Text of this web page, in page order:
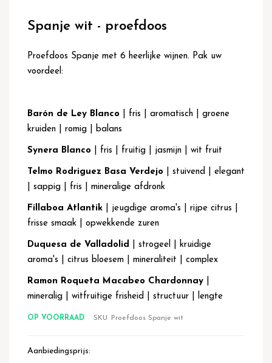
het
van
Spanje wit - proefdoos
Proefdoos Spanje met 6 heerlijke wijnen. Pak uw
voordeel:
Barón de Ley Blanco
| fris | aromatisch | groene
kruiden | romig | balans
Synera Blanco | fris | fruitig | jasmijn | wit fruit
Telmo Rodriguez Basa Verdejo | stuivend | elegant
| sappig | fris | mineralige afdronk
Fillaboa Atlantik
| jeugdige aroma's | rijpe citrus |
frisse smaak | opwekkende zuren
Duquesa de Valladolid | strogeel | kruidige
aroma's | citrus bloesem | mineraliteit | complex
Ramon Roqueta Macabeo Chardonnay
mineralig | witfruitige frisheid | structuur | lengte
OP VOORRAAD SKU Proefdoos Spanje wit
Aanbiedingsprijs